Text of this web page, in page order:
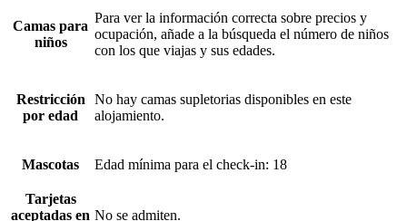
Camas para
niños
Para ver la información correcta sobre precios y
ocupación, añade a la búsqueda el número de niños
con los que viajas y sus edades.
Restricción
por edad
No hay camas supletorias disponibles en este
alojamiento.
Mascotas Edad mínima para el check-in: 18
Tarjetas
aceptadas en No se admiten.